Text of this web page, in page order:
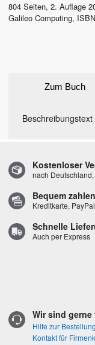
804 Seiten, 2. Auflage
Galileo Computing, ISBN
Zum Buch
Kostenloser
nach
Bequem zahlen
Kreditkarte,
Schnelle
Auch per Express
Wir sind gerne
Hilfe zur Bestellung
Kontakt für